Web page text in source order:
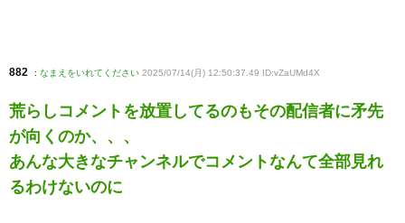
882 : なまえをいれてください 2025/07/14(月) 12:50:37.49 ID:vZaUMd4X
荒らしコメントを放置してるのもその配信者に矛先
が向くのか、、、
あんな大きなチャンネルでコメントなんて全部見れ
るわけないのに